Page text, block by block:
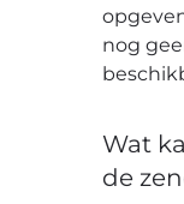
nog
Wat
de